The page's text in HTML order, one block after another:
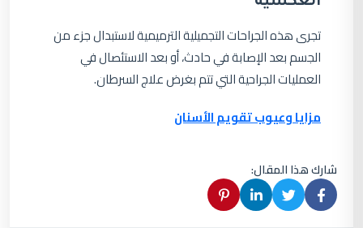
تجرى هذه الجراحات التجميلية الترميمية لاستبدال جزء من
الجسم بعد الإصابة في حادث، أو بعد الاستئصال في
العمليات الجراحية التي تتم بغرض علاج السرطان.
مزايا وعيوب تقويم الأسنان
شارك هذا المقال: